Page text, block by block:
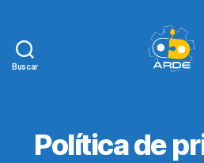
Buscar
Política de